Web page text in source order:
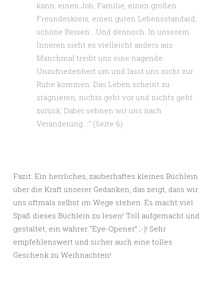
kann: einen Job, Familie, einen großen
Freundeskreis, einen guten Lebensstandard,
schöne Reisen …Und dennoch: In unserem
Inneren sieht es vielleicht anders aus.
Manchmal treibt uns eine nagende
Unzufriedenheit um und lässt uns nicht zur
Ruhe kommen. Das Leben scheint zu
stagnieren, nichts geht vor und nichts geht
zurück. Dabei sehnen wir uns nach
Veränderung …” (Seite 6)
Fazit: Ein herrliches, zauberhaftes kleines Büchlein
über die Kraft unserer Gedanken, das zeigt, dass wir
uns oftmals selbst im Wege stehen. Es macht viel
Spaß dieses Büchlein zu lesen! Toll aufgemacht und
gestaltet, ein wahrer “Eye-Opener” ;-)! Sehr
empfehlenswert und sicher auch eine tolles
Geschenk zu Weihnachten!